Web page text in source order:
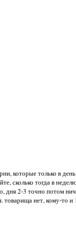
которые только в день
сколько тогда в
дня 2-3 точно потом
товарища нет, кому-то и